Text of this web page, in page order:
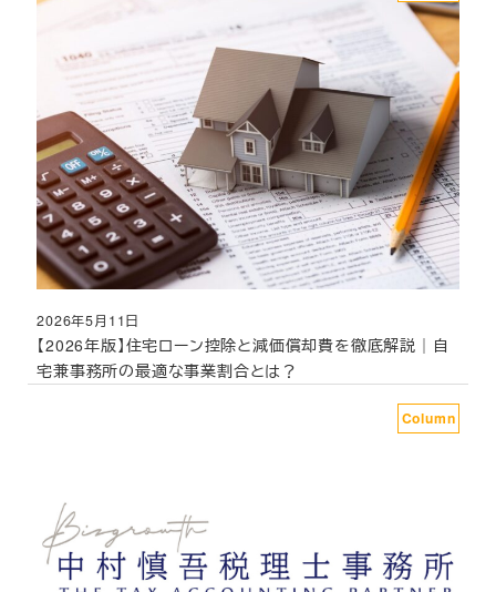
【2026年版】住宅ローン控除と減価償却費を徹底解説｜自
宅兼事務所の最適な事業割合とは？
投稿日
2026年5月11日
Column